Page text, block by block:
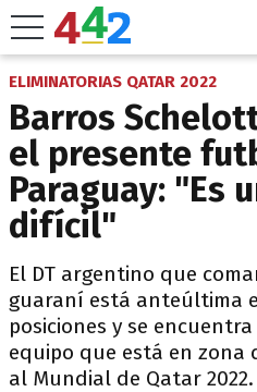
ELIMINATORIAS QATAR 2022
Barros
el presente
Paraguay: "Es
difícil"
El DT argentino que
guaraní está anteúltima
posiciones y se
equipo que está en zona
al Mundial de Qatar 2022.